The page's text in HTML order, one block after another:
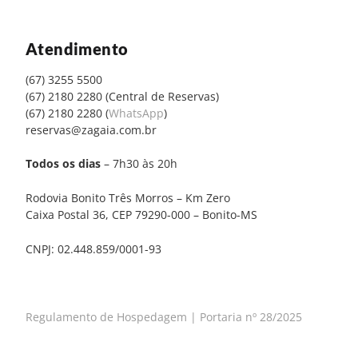
Atendimento
(67) 3255 5500
(67) 2180 2280 (Central de Reservas)
(67) 2180 2280 (WhatsApp)
reservas@zagaia.com.br
Todos os dias – 7h30 às 20h
Rodovia Bonito Três Morros – Km Zero
Caixa Postal 36, CEP 79290-000 – Bonito-MS
CNPJ: 02.448.859/0001-93
Regulamento de Hospedagem | Portaria nº 28/2025